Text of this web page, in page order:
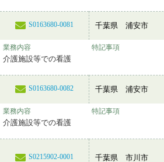
S0163680-0081 千葉県 浦安市
業務内容
介護施設等での看護
特記事項
S0163680-0082 千葉県 浦安市
業務内容
介護施設等での看護
特記事項
S0215902-0001 千葉県 市川市